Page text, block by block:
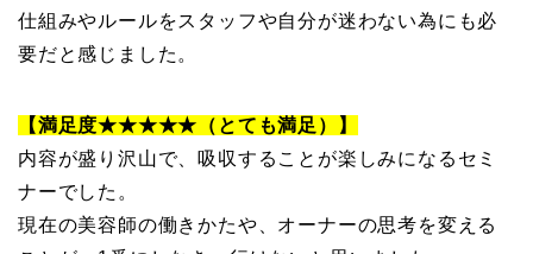
仕組みやルールをスタッフや自分が迷わない為にも必
要だと感じました。
【満足度★★★★★（とても満足）】
内容が盛り沢山で、吸収することが楽しみになるセミ
ナーでした。
現在の美容師の働きかたや、オーナーの思考を変える